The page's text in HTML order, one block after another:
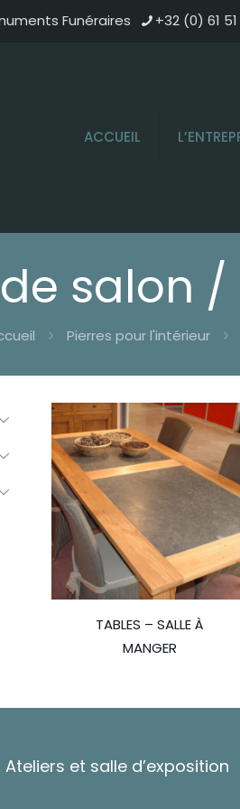
Funéraires +32 (0) 61 51
ACCUEIL
salon
Pierres pour l'intérieur
TABLES – SALLE À
MANGER
Ateliers et salle d’exposition